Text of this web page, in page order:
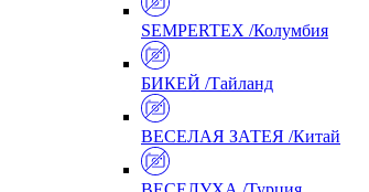
SEMPERTEX /Колумбия
БИКЕЙ /Тайланд
ВЕСЕЛАЯ ЗАТЕЯ /Китай